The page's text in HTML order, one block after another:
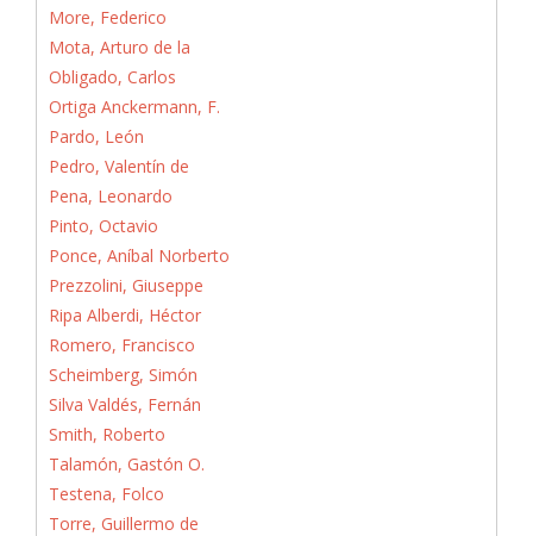
More, Federico
Mota, Arturo de la
Obligado, Carlos
Ortiga Anckermann, F.
Pardo, León
Pedro, Valentín de
Pena, Leonardo
Pinto, Octavio
Ponce, Aníbal Norberto
Prezzolini, Giuseppe
Ripa Alberdi, Héctor
Romero, Francisco
Scheimberg, Simón
Silva Valdés, Fernán
Smith, Roberto
Talamón, Gastón O.
Testena, Folco
Torre, Guillermo de